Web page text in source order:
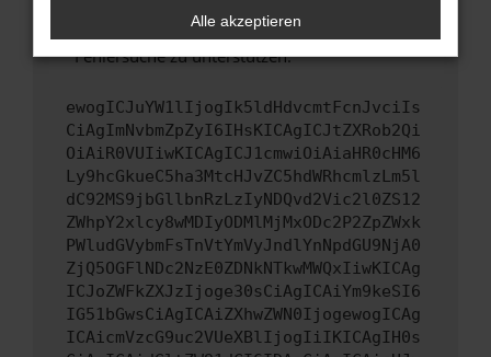
uns diesen Text schicken, um uns bei der
Fehlersuche zu unterstützen:
ewogICJuYW1lIjogIk5ldHdvcmtFcnJvciIs
CiAgImNvbmZpZyI6IHsKICAgICJtZXRob2Qi
OiAiR0VUIiwKICAgICJ1cmwiOiAiaHR0cHM6
Ly9hcGkueC5ha3MtcHJvZC5hdWRhcmlzLm5l
dC92MS9jbGllbnRzLzIyNDQvd2Vic2l0ZS12
ZWhpY2xlcy8wMDIyODMlMjMxODc2P2ZpZWxk
PWludGVybmFsTnVtYmVyJndlYnNpdGU9NjA0
ZjQ5OGFlNDc2NzE0ZDNkNTkwMWQxIiwKICAg
ICJoZWFkZXJzIjoge30sCiAgICAiYm9keSI6
IG51bGwsCiAgICAiZXhwZWN0IjogewogICAg
ICAicmVzcG9uc2VUeXBlIjogIiIKICAgIH0s
Alle akzeptieren